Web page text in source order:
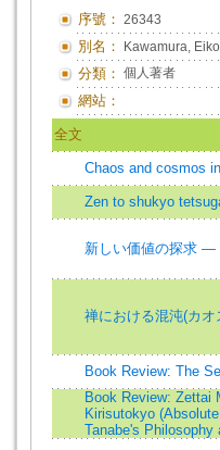
序號： 26343
別名： Kawamura, Eiko
分類： 個人著者
網站：
全文
Chaos and cosmos
Zen to shukyo
新しい価値の探求 ―
禅における混沌(カオ
Book Review: The
Book Review: Zettai
Kirisutokyo
Tanabe's